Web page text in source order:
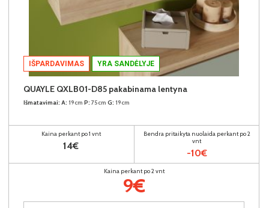
IŠPARDAVIMAS YRA SANDĖLYJE
QUAYLE QXLB01-D85 pakabinama lentyna
Išmatavimai: A: 19cm P: 75cm G: 19cm
Kaina perkant po 1 vnt
14€
Bendra pritaikyta nuolaida perkant po 2
vnt
-10€
Kaina perkant po 2 vnt
9€